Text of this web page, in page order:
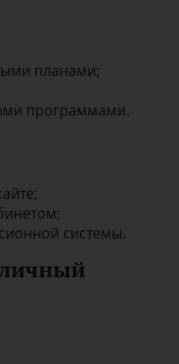
планами;
программами.
системы.